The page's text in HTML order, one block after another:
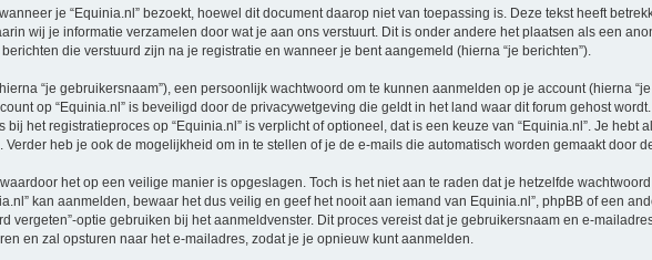
je “Equinia.nl” bezoekt, hoewel dit document daarop niet van toepassing is. Deze tekst heeft
wij je informatie verzamelen door wat je aan ons verstuurt. Dit is onder andere het plaatsen als een
die verstuurd zijn na je registratie en wanneer je bent aangemeld (hierna “je berichten”).
“je gebruikersnaam”), een persoonlijk wachtwoord om te kunnen aanmelden op je account (hierna
op “Equinia.nl” is beveiligd door de privacywetgeving die geldt in het land waar dit forum gehost
het registratieproces op “Equinia.nl” is verplicht of optioneel, dat is een keuze van “Equinia.nl”. Je hebt
heb je ook de mogelijkheid om in te stellen of je de e-mails die automatisch worden gemaakt door
het op een veilige manier is opgeslagen. Toch is het niet aan te raden dat je hetzelfde
kan aanmelden, bewaar het dus veilig en geef het nooit aan iemand van Equinia.nl”, phpBB of een
vergeten”-optie gebruiken bij het aanmeldvenster. Dit proces vereist dat je gebruikersnaam en e-
en zal opsturen naar het e-mailadres, zodat je je opnieuw kunt aanmelden.